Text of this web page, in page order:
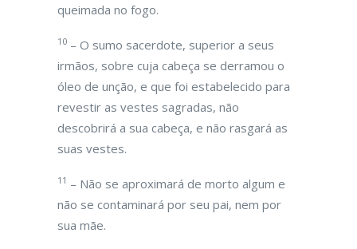
queimada no fogo.
10 – O sumo sacerdote, superior a seus
irmãos, sobre cuja cabeça se derramou o
óleo de unção, e que foi estabelecido para
revestir as vestes sagradas, não
descobrirá a sua cabeça, e não rasgará as
suas vestes.
11 – Não se aproximará de morto algum e
não se contaminará por seu pai, nem por
sua mãe.